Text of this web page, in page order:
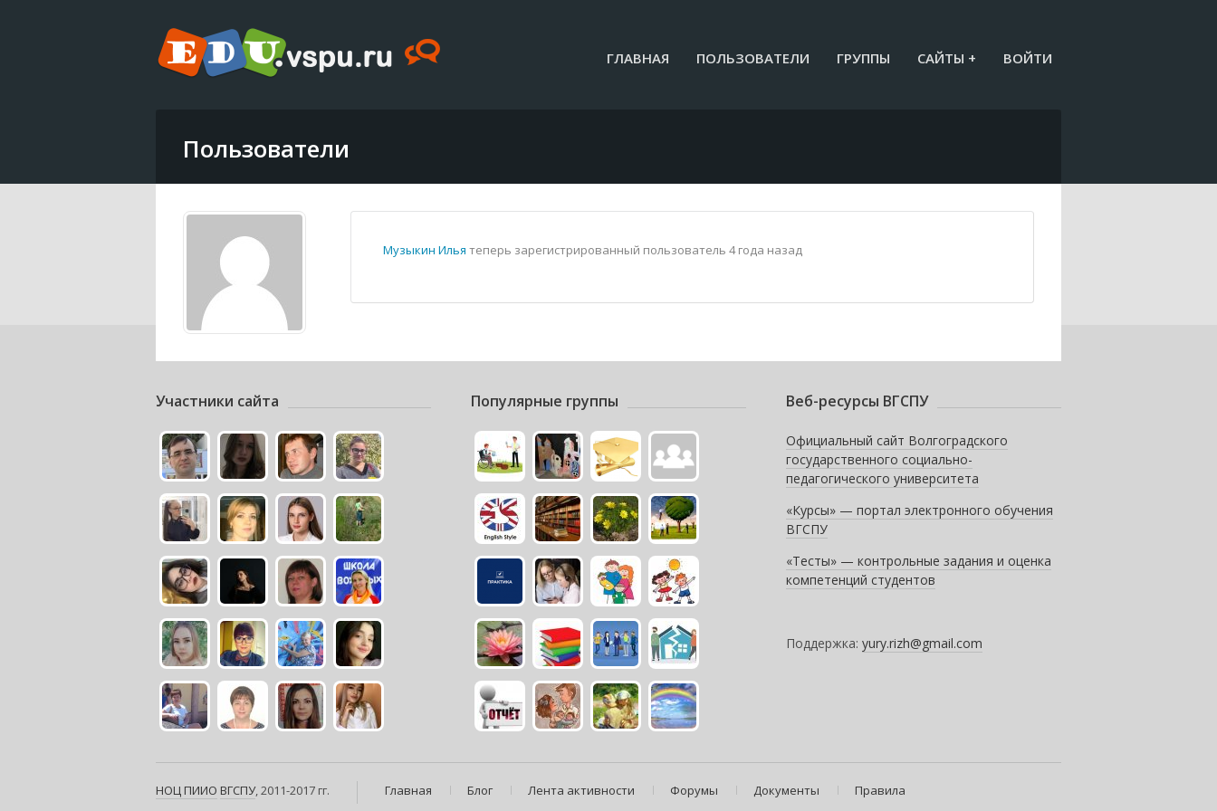
ГЛАВНАЯ ПОЛЬЗОВАТЕЛИ ГРУППЫ САЙТЫ + ВОЙТИ
Пользователи
Музыкин Илья теперь зарегистрированный пользователь 4 года назад
Участники сайта Популярные группы Веб-ресурсы ВГСПУ
Официальный сайт Волгоградского
государственного социально-
педагогического университета
«Курсы» — портал электронного обучения
ВГСПУ
«Тесты» — контрольные задания и оценка
компетенций студентов
Поддержка: yury.rizh@gmail.com
НОЦ ПИИО ВГСПУ, 2011-2017 гг. Главная Блог Лента активности Форумы Документы Правила